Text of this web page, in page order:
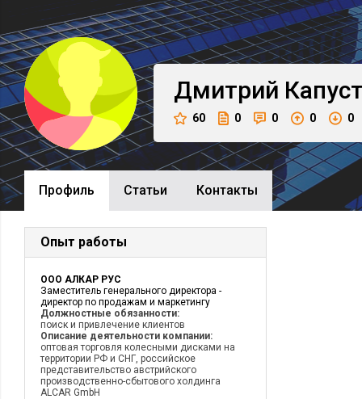
Дмитрий
60 0 0 0 0
Профиль Cтатьи Контакты
Опыт работы
ООО АЛКАР РУС
Заместитель генерального директора -
директор по продажам и маркетингу
Должностные обязанности:
поиск и привлечение клиентов
Описание деятельности компании:
оптовая торговля колесными дисками на
территории РФ и СНГ, российское
представительство австрийского
производственно-сбытового холдинга
ALCAR GmbH